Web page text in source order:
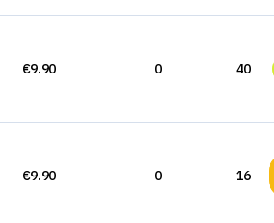
€9.90 0 40
€9.90 0 16